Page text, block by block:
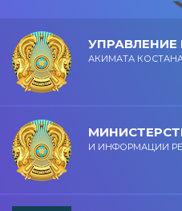
УПРАВЛЕНИЕ
АКИМАТА
И ИНФОРМАЦИИ